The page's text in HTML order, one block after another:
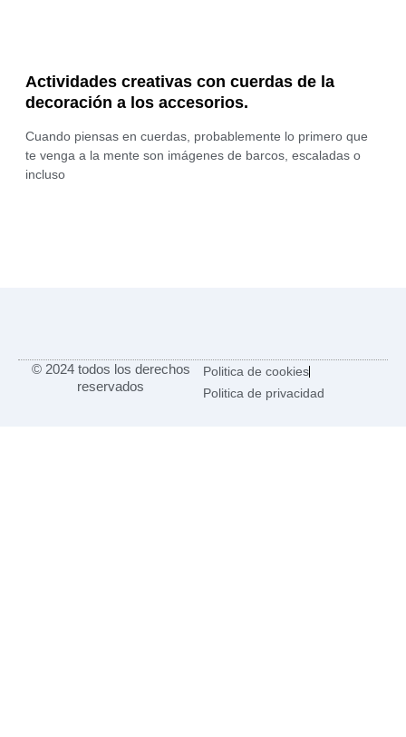
Actividades creativas con cuerdas de la
decoración a los accesorios.
Cuando piensas en cuerdas, probablemente lo primero que
te venga a la mente son imágenes de barcos, escaladas o
incluso
© 2024 todos los derechos
reservados
Politica de cookies
Politica de privacidad